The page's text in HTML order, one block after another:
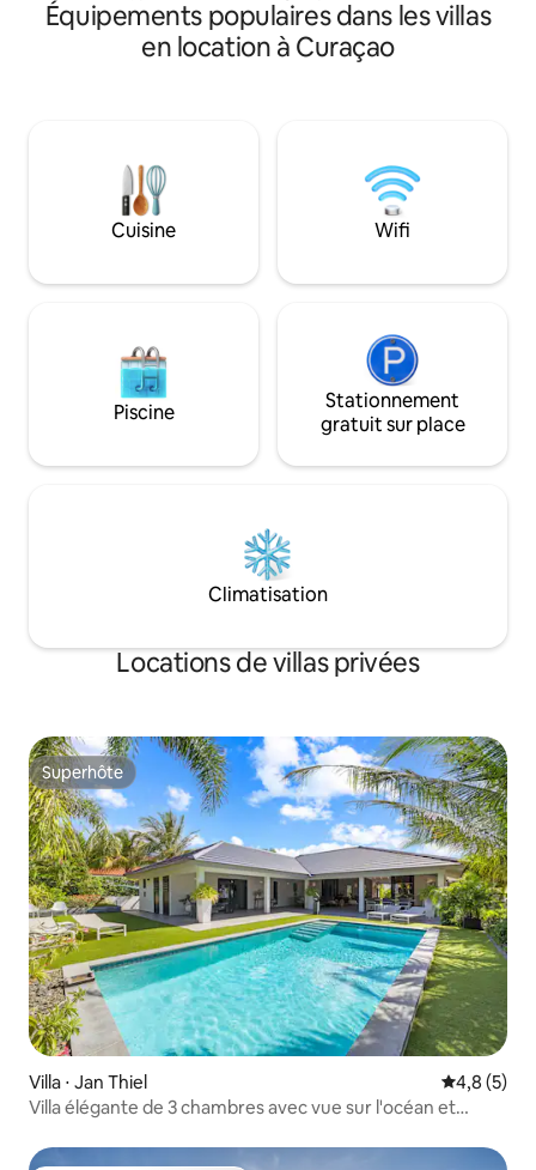
12 personnes. C’est un lieu d’escapade
idéal, doté d’une très grande piscine à
débordement, de terrasses couvertes
d’espaces extérieurs pour les repas et la
détente, et de magnifiques jardins avec
des oiseaux exotiques. À moins de
10 minutes à pied ou 2 minutes en
plage, un magasin de plongée, un spa,
services d’un chef privé sur réservation
préalable, d’une location de voiture et
d’un service de livraison de courses.
une famille ou un
cinq personnes,
Équipements populaires dans les villas
en location à Curaçao
Cuisine Wifi
Piscine
Stationnement
gratuit sur place
Climatisation
Locations de villas privées
Superhôte
Superhôte
Villa ⋅ Jan Thiel Évaluation
4,8 (5)
Villa élégante de 3 chambres avec vue sur l'océan et